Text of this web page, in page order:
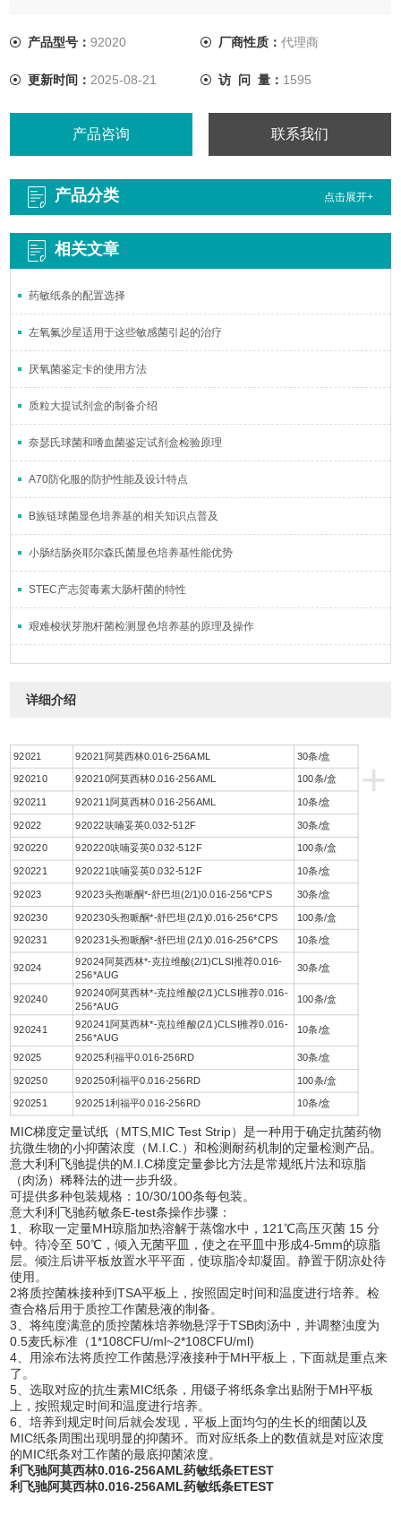
产品型号：92020 厂商性质： 代理商
更新时间： 2025-08-21 访 问 量： 1595
产品咨询 联系我们
产品分类 点击展开+
相关文章
药敏纸条的配置选择
左氧氟沙星适用于这些敏感菌引起的治疗
厌氧菌鉴定卡的使用方法
质粒大提试剂盒的制备介绍
奈瑟氏球菌和嗜血菌鉴定试剂盒检验原理
A70防化服的防护性能及设计特点
B族链球菌显色培养基的相关知识点普及
小肠结肠炎耶尔森氏菌显色培养基性能优势
STEC产志贺毒素大肠杆菌的特性
艰难梭状芽胞杆菌检测显色培养基的原理及操作
详细介绍
+
92021 92021阿莫西林0.016-256AML 30条/盒
920210 920210阿莫西林0.016-256AML 100条/盒
920211 920211阿莫西林0.016-256AML 10条/盒
92022 92022呋喃妥英0.032-512F 30条/盒
920220 920220呋喃妥英0.032-512F 100条/盒
920221 920221呋喃妥英0.032-512F 10条/盒
92023 92023头孢哌酮*-舒巴坦(2/1)0.016-256*CPS
30条/盒
920230
920230头孢哌酮*-舒巴坦(2/1)0.016-256*CPS 100条/盒
920231 920231头孢哌酮*-舒巴坦(2/1)0.016-256*CPS 10条/盒
92024
92024阿莫西林*-克拉维酸(2/1)CLSI推荐0.016-
256*AUG
30条/盒
920240 920240阿莫西林*-克拉维酸(2/1)CLSI推荐0.016-
256*AUG
100条/盒
920241
920241阿莫西林*-克拉维酸(2/1)CLSI推荐0.016-
256*AUG
10条/盒
92025 92025利福平0.016-256RD 30条/盒
920250 920250利福平0.016-256RD
100条/盒
920251
920251利福平0.016-256RD 10条/盒
MIC梯度定量试纸（MTS,MIC Test Strip）是一种用于确定抗菌药物
抗微生物的小抑菌浓度（M.I.C.）和检测耐药机制的定量检测产品。
意大利利飞驰提供的M.I.C梯度定量参比方法是常规纸片法和琼脂
（肉汤）稀释法的进一步升级。
可提供多种包装规格：10/30/100条每包装。
意大利利飞驰药敏条E-test条操作步骤：
1、称取一定量MH琼脂加热溶解于蒸馏水中，121℃高压灭菌 15 分
钟。待冷至 50℃，倾入无菌平皿，使之在平皿中形成4-5mm的琼脂
层。倾注后讲平板放置水平平面，使琼脂冷却凝固。静置于阴凉处待
使用。
2将质控菌株接种到TSA平板上，按照固定时间和温度进行培养。检
查合格后用于质控工作菌悬液的制备。
3、将纯度满意的质控菌株培养物悬浮于TSB肉汤中，并调整浊度为
0.5麦氏标准（1*108CFU/ml~2*108CFU/ml)
4、用涂布法将质控工作菌悬浮液接种于MH平板上，下面就是重点来
了。
5、选取对应的抗生素MIC纸条，用镊子将纸条拿出贴附于MH平板
上，按照规定时间和温度进行培养。
6、培养到规定时间后就会发现，平板上面均匀的生长的细菌以及
MIC纸条周围出现明显的抑菌环。而对应纸条上的数值就是对应浓度
的MIC纸条对工作菌的最底抑菌浓度。
利飞驰阿莫西林0.016-256AML药敏纸条ETEST
利飞驰阿莫西林0.016-256AML药敏纸条ETEST